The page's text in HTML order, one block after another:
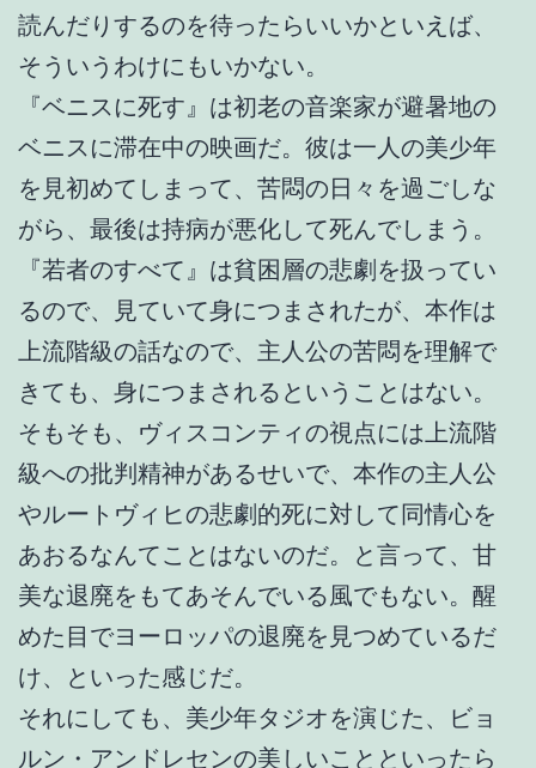
読んだりするのを待ったらいいかといえば、
そういうわけにもいかない。
『ベニスに死す』は初老の音楽家が避暑地の
ベニスに滞在中の映画だ。彼は一人の美少年
を見初めてしまって、苦悶の日々を過ごしな
がら、最後は持病が悪化して死んでしまう。
『若者のすべて』は貧困層の悲劇を扱ってい
るので、見ていて身につまされたが、本作は
上流階級の話なので、主人公の苦悶を理解で
きても、身につまされるということはない。
そもそも、ヴィスコンティの視点には上流階
級への批判精神があるせいで、本作の主人公
やルートヴィヒの悲劇的死に対して同情心を
あおるなんてことはないのだ。と言って、甘
美な退廃をもてあそんでいる風でもない。醒
めた目でヨーロッパの退廃を見つめているだ
け、といった感じだ。
それにしても、美少年タジオを演じた、ビョ
ルン・アンドレセンの美しいことといったら